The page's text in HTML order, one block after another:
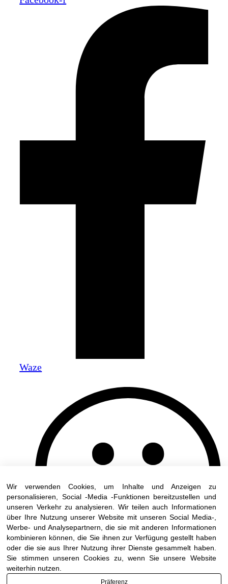
Waze
Wir verwenden Cookies, um Inhalte und Anzeigen zu
personalisieren, Social -Media -Funktionen bereitzustellen und
unseren Verkehr zu analysieren. Wir teilen auch Informationen
über Ihre Nutzung unserer Website mit unseren Social Media-,
Werbe- und Analysepartnern, die sie mit anderen Informationen
kombinieren können, die Sie ihnen zur Verfügung gestellt haben
oder die sie aus Ihrer Nutzung ihrer Dienste gesammelt haben.
Sie stimmen unseren Cookies zu, wenn Sie unsere Website
weiterhin nutzen.
Präferenz